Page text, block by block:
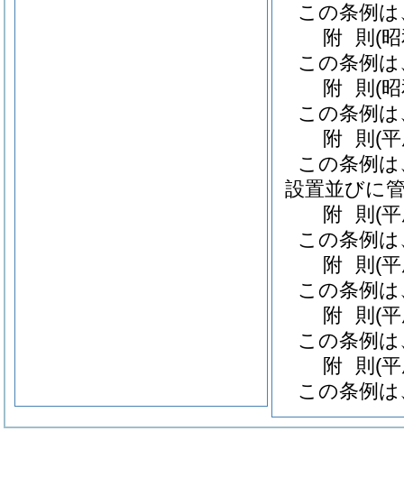
この条例
附 則 (
この条例
附 則 (
この条例
附 則 (
この条例
設置並びに
附 則 (
この条例
附 則 (
この条例
附 則 (
この条例
附 則 (
この条例